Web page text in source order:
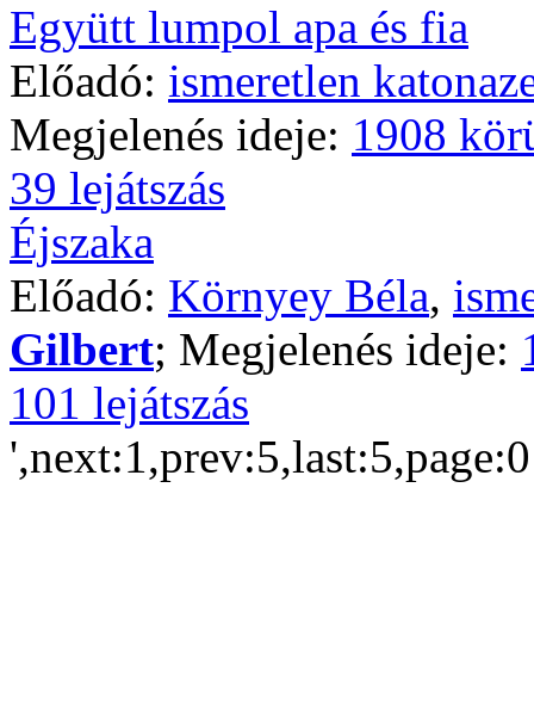
Együtt lumpol apa és fia
Előadó: ismeretlen
Megjelenés ideje: 1908
39 lejátszás
Éjszaka
Előadó: Környey Béla,
Gilbert; Megjelenés ideje:
101 lejátszás